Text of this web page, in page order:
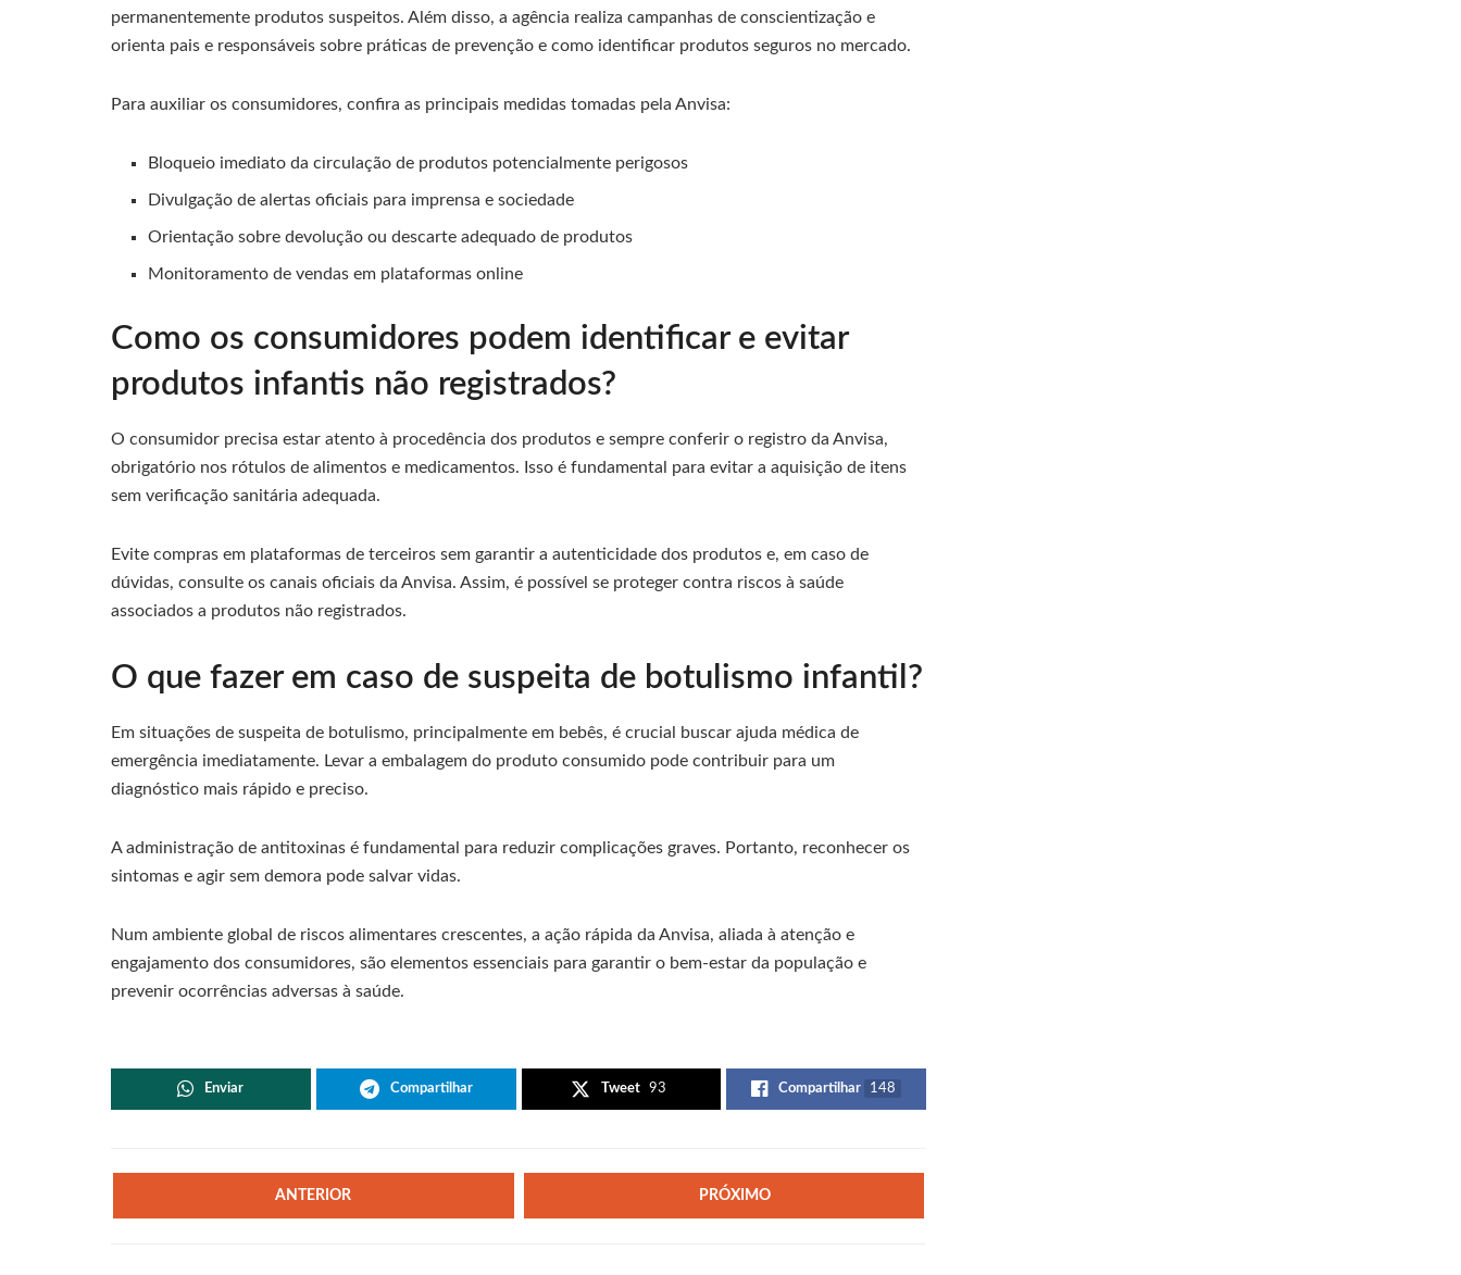
permanentemente produtos suspeitos. Além disso, a agência realiza campanhas de conscientização e
orienta pais e responsáveis sobre práticas de prevenção e como identificar produtos seguros no mercado.
Para auxiliar os consumidores, confira as principais medidas tomadas pela Anvisa:
Bloqueio imediato da circulação de produtos potencialmente perigosos
Divulgação de alertas oficiais para imprensa e sociedade
Orientação sobre devolução ou descarte adequado de produtos
Monitoramento de vendas em plataformas online
Como os consumidores podem identificar e evitar
produtos infantis não registrados?
O consumidor precisa estar atento à procedência dos produtos e sempre conferir o registro da Anvisa,
obrigatório nos rótulos de alimentos e medicamentos. Isso é fundamental para evitar a aquisição de itens
sem verificação sanitária adequada.
Evite compras em plataformas de terceiros sem garantir a autenticidade dos produtos e, em caso de
dúvidas, consulte os canais oficiais da Anvisa. Assim, é possível se proteger contra riscos à saúde
associados a produtos não registrados.
O que fazer em caso de suspeita de botulismo infantil?
Em situações de suspeita de botulismo, principalmente em bebês, é crucial buscar ajuda médica de
emergência imediatamente. Levar a embalagem do produto consumido pode contribuir para um
diagnóstico mais rápido e preciso.
A administração de antitoxinas é fundamental para reduzir complicações graves. Portanto, reconhecer os
sintomas e agir sem demora pode salvar vidas.
Num ambiente global de riscos alimentares crescentes, a ação rápida da Anvisa, aliada à atenção e
engajamento dos consumidores, são elementos essenciais para garantir o bem-estar da população e
prevenir ocorrências adversas à saúde.
Enviar Compartilhar Tweet 93 Compartilhar 148
ANTERIOR PRÓXIMO